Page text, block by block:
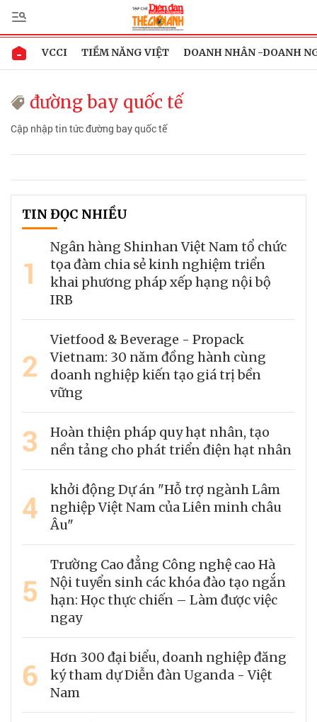
VCCI TIỀM NĂNG VIỆT DOANH NHÂN -DOANH
đường bay quốc tế
Cập nhập tin tức đường bay quốc tế
TIN ĐỌC NHIỀU
1
Ngân hàng Shinhan Việt Nam tổ chức
tọa đàm chia sẻ kinh nghiệm triển
khai phương pháp xếp hạng nội bộ
IRB
2
Vietfood & Beverage - Propack
Vietnam: 30 năm đồng hành cùng
doanh nghiệp kiến tạo giá trị bền
vững
3
Hoàn thiện pháp quy hạt nhân, tạo
nền tảng cho phát triển điện hạt nhân
4
khởi động Dự án "Hỗ trợ ngành Lâm
nghiệp Việt Nam của Liên minh châu
Âu"
5
Trường Cao đẳng Công nghệ cao Hà
Nội tuyển sinh các khóa đào tạo ngắn
hạn: Học thực chiến – Làm được việc
ngay
6
Hơn 300 đại biểu, doanh nghiệp đăng
ký tham dự Diễn đàn Uganda - Việt
Nam